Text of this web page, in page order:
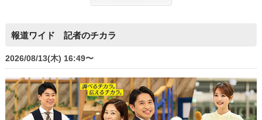
報道ワイド 記者のチカラ
2026/08/13(木) 16:49〜